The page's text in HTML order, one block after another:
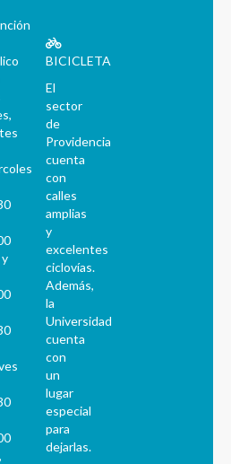
BICICLETA
El
sector
de
Providencia
cuenta
con
calles
amplias
y
excelentes
ciclovías.
Además,
la
Universidad
cuenta
con
un
lugar
especial
para
dejarlas.